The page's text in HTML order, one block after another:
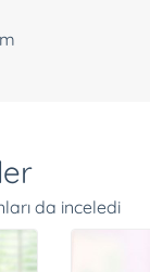
da inceledi